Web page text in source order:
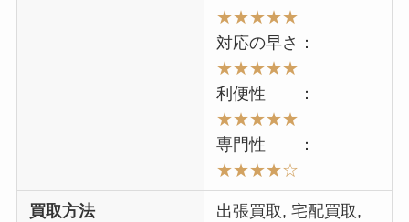
★★★★★
対応の早さ：
★★★★★
利便性 ：
★★★★★
専門性 ：
★★★★☆
買取方法
出張買取, 宅配買取,